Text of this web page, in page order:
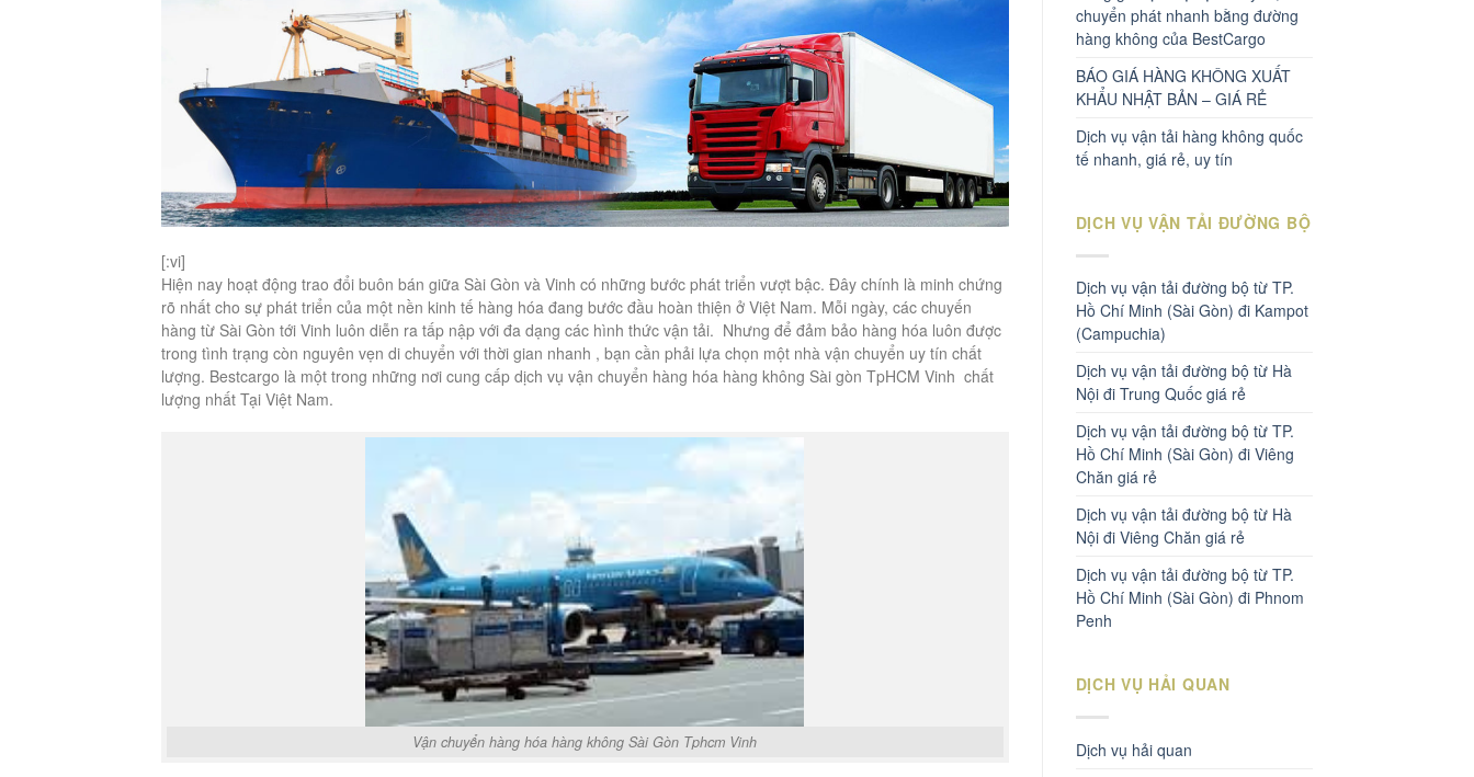
[:vi]
Hiện nay hoạt động trao đổi buôn bán giữa Sài Gòn và Vinh có những bước phát triển vượt bậc. Đây chính là minh chứng
rõ nhất cho sự phát triển của một nền kinh tế hàng hóa đang bước đầu hoàn thiện ở Việt Nam. Mỗi ngày, các chuyến
hàng từ Sài Gòn tới Vinh luôn diễn ra tấp nập với đa dạng các hình thức vận tải. Nhưng để đảm bảo hàng hóa luôn được
trong tình trạng còn nguyên vẹn di chuyển với thời gian nhanh , bạn cần phải lựa chọn một nhà vận chuyển uy tín chất
lượng. Bestcargo là một trong những nơi cung cấp dịch vụ vận chuyển hàng hóa hàng không Sài gòn TpHCM Vinh chất
lượng nhất Tại Việt Nam.
Vận chuyển hàng hóa hàng không Sài Gòn Tphcm Vinh
chuyển phát nhanh bằng đường
hàng không của BestCargo
BÁO GIÁ HÀNG KHÔNG XUẤT
KHẨU NHẬT BẢN – GIÁ RẺ
Dịch vụ vận tải hàng không quốc
tế nhanh, giá rẻ, uy tín
DỊCH VỤ VẬN TẢI ĐƯỜNG BỘ
Dịch vụ vận tải đường bộ từ TP.
Hồ Chí Minh (Sài Gòn) đi Kampot
(Campuchia)
Dịch vụ vận tải đường bộ từ Hà
Nội đi Trung Quốc giá rẻ
Dịch vụ vận tải đường bộ từ TP.
Hồ Chí Minh (Sài Gòn) đi Viêng
Chăn giá rẻ
Dịch vụ vận tải đường bộ từ Hà
Nội đi Viêng Chăn giá rẻ
Dịch vụ vận tải đường bộ từ TP.
Hồ Chí Minh (Sài Gòn) đi Phnom
Penh
DỊCH VỤ HẢI QUAN
Dịch vụ hải quan